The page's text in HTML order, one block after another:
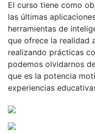
El curso tiene como
las últimas
herramientas de
que ofrece la realidad
realizando prácticas
podemos olvidarnos
que es la potencia
experiencias